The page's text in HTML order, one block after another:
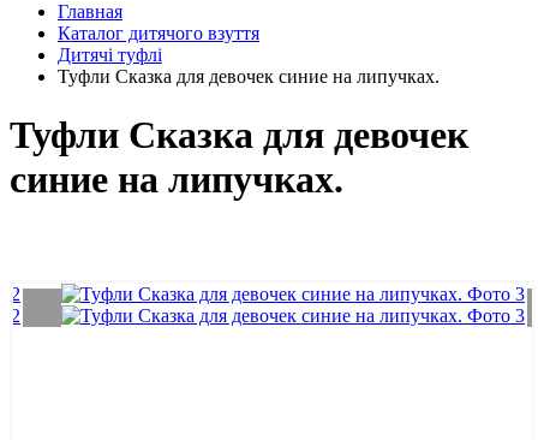
Главная
Каталог дитячого взуття
Дитячі туфлі
Туфли Сказка для девочек синие на липучках.
Туфли Сказка для девочек
синие на липучках.